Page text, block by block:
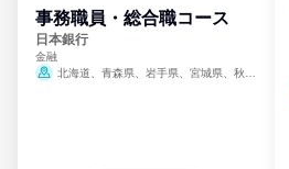
事務職員・総合職コース
日本銀行
金融
北海道、青森県、岩手県、宮城県、秋田